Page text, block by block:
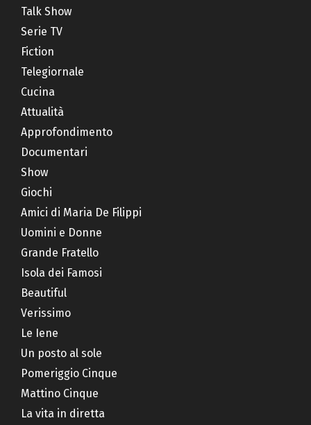
Talk Show
Serie TV
Fiction
Telegiornale
Cucina
Attualità
Approfondimento
Documentari
Show
Giochi
Amici di Maria De Filippi
Uomini e Donne
Grande Fratello
Isola dei Famosi
Beautiful
Verissimo
Le Iene
Un posto al sole
Pomeriggio Cinque
Mattino Cinque
La vita in diretta